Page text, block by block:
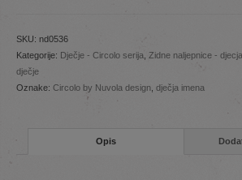
SKU: nd0536
Kategorije: Dječje - Circolo serija Zidne naljepnice -
dječje
Oznake: Circolo by Nuvola design dječja imena
Opis